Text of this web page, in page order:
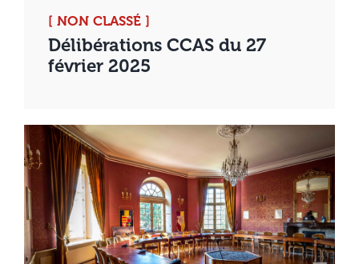
[ NON CLASSÉ ]
Délibérations CCAS du 27
février 2025